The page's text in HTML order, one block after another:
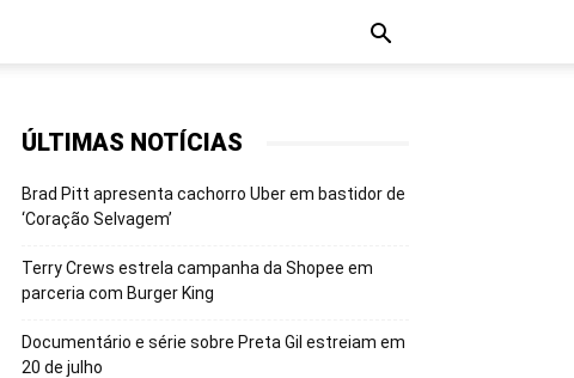
ÚLTIMAS NOTÍCIAS
Brad Pitt apresenta cachorro Uber em bastidor de
‘Coração Selvagem’
Terry Crews estrela campanha da Shopee em
parceria com Burger King
Documentário e série sobre Preta Gil estreiam em
20 de julho